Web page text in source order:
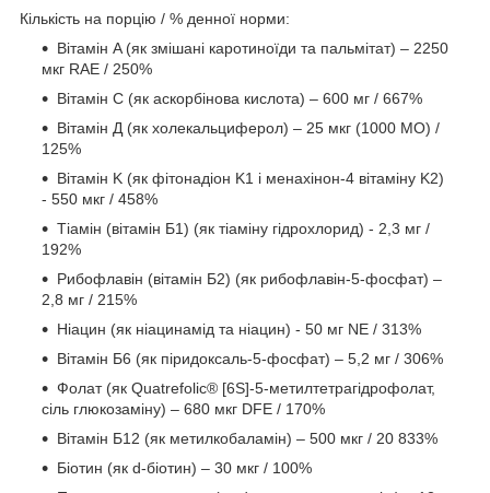
Кількість на порцію / % денної норми:
Вітамін A (як змішані каротиноїди та пальмітат) – 2250
мкг RAE / 250%
Вітамін C (як аскорбінова кислота) – 600 мг / 667%
Вітамін Д (як холекальциферол) – 25 мкг (1000 МО) /
125%
Вітамін K (як фітонадіон K1 і менахінон-4 вітаміну K2)
- 550 мкг / 458%
Тіамін (вітамін Б1) (як тіаміну гідрохлорид) - 2,3 мг /
192%
Рибофлавін (вітамін Б2) (як рибофлавін-5-фосфат) –
2,8 мг / 215%
Ніацин (як ніацинамід та ніацин) - 50 мг NE / 313%
Вітамін Б6 (як піридоксаль-5-фосфат) – 5,2 мг / 306%
Фолат (як Quatrefolic® [6S]-5-метилтетрагідрофолат,
сіль глюкозаміну) – 680 мкг DFE / 170%
Вітамін Б12 (як метилкобаламін) – 500 мкг / 20 833%
Біотин (як d-біотин) – 30 мкг / 100%